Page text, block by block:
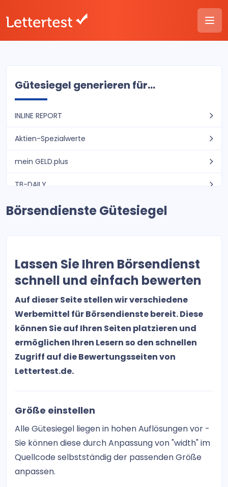
Gütesiegel generieren für...
INLINE REPORT
Aktien-Spezialwerte
mein GELD.plus
TB-DAILY
OPTIONSSCHEIN TRADER
DAX-Signale Swing Trading
DAXVestor
Tech Crypto Club
Optionen Spread Trader
Boerse-Daily.de
DaxWaver Charttechnische Analysen
Der Goldreport
WIRTSCHAFTSINFORMATION
Börsendienste Gütesiegel
Lassen Sie Ihren Börsendienst
schnell und einfach bewerten
Auf dieser Seite stellen wir verschiedene
Werbemittel für Börsendienste bereit. Diese
können Sie auf Ihren Seiten platzieren und
ermöglichen Ihren Lesern so den schnellen
Zugriff auf die Bewertungsseiten von
Lettertest.de.
Größe einstellen
Alle Gütesiegel liegen in hohen Auflösungen vor -
Sie können diese durch Anpassung von "width" im
Quellcode selbstständig der passenden Größe
anpassen.